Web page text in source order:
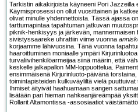
Tarkistin aikakirjoista käyneeni Pori Jazzeilla
Käymisprosessi on ollut vuosittainen ja
olivat minulle yhdennettoista. Tässä ajassa
tarttumapintaa tapahtuman jatkuvan
piknik-henkisyys ja järkevän, mannermaisen
sivistyssaareke uhrattiin viime vuonna
korjaamme lähivuosina. Tänä vuonna
haaroittuminen moniaalle ympäri
turvaliivihenkilöarmeijaa siinä määrin, että
keskelle jalkapallon MM-loppuottelua.
ensimmäisenä Kirjurinluoto-päivänä
toimintapisteiden kulkuväyliltä vielä puuttuivat
Ihmiset äityivät haahuamaan sangen
lisätään pari hieman nahkeanjäreämpää
Rollarit Altamontissa -assosiaatiot